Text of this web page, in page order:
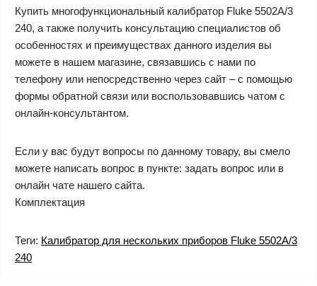
Купить многофункциональный калибратор Fluke 5502A/3
240, а также получить консультацию специалистов об
особенностях и преимуществах данного изделия вы
можете в нашем магазине, связавшись с нами по
телефону или непосредственно через сайт – с помощью
формы обратной связи или воспользовавшись чатом с
онлайн-консультантом.
Если у вас будут вопросы по данному товару, вы смело
можете написать вопрос в пункте: задать вопрос или в
онлайн чате нашего сайта.
Комплектация
Теги: Калибратор для нескольких приборов Fluke 5502A/3
240